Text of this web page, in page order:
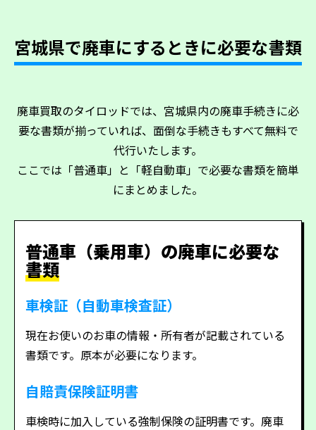
宮城県で廃車にするときに必要な書類
廃車買取のタイロッドでは、宮城県内の廃車手続きに必
要な書類が揃っていれば、面倒な手続きもすべて無料で
代行いたします。
ここでは「普通車」と「軽自動車」で必要な書類を簡単
にまとめました。
普通車（乗用車）の廃車に必要な
書類
車検証（自動車検査証）
現在お使いのお車の情報・所有者が記載されている
書類です。原本が必要になります。
自賠責保険証明書
車検時に加入している強制保険の証明書です。廃車